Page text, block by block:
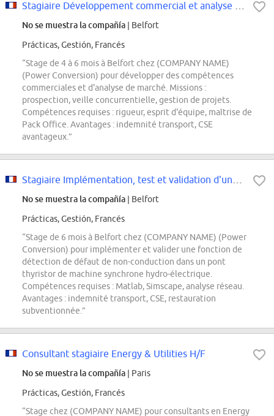
No se muestra la compañía | Belfort
Prácticas, Gestión, Francés
“Stage de 4 à 6 mois à Belfort chez (COMPANY NAME)
(Power Conversion) pour développer des compétences
commerciales et d'analyse de marché. Missions :
prospection, veille concurrentielle, gestion de projets.
Compétences requises : rigueur, esprit d'équipe, maîtrise de
Pack Office. Avantages : indemnité transport, CSE
avantageux.”
No se muestra la compañía | Belfort
Prácticas, Gestión, Francés
“Stage de 6 mois à Belfort chez (COMPANY NAME) (Power
Conversion) pour implémenter et valider une fonction de
détection de défaut de non-conduction dans un pont
thyristor de machine synchrone hydro-électrique.
Compétences requises : Matlab, Simscape, analyse réseau.
Avantages : indemnité transport, CSE, restauration
subventionnée.”
Consultant stagiaire Energy & Utilities H/F
No se muestra la compañía | Paris
Prácticas, Gestión, Francés
“Stage chez (COMPANY NAME) pour consultants en Energy